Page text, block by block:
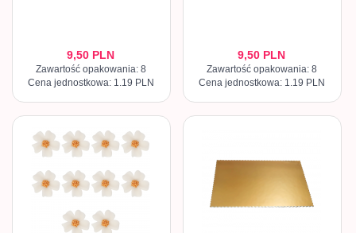
9,50 PLN
Zawartość opakowania: 8
Cena jednostkowa: 1.19 PLN
9,50 PLN
Zawartość opakowania: 8
Cena jednostkowa: 1.19 PLN